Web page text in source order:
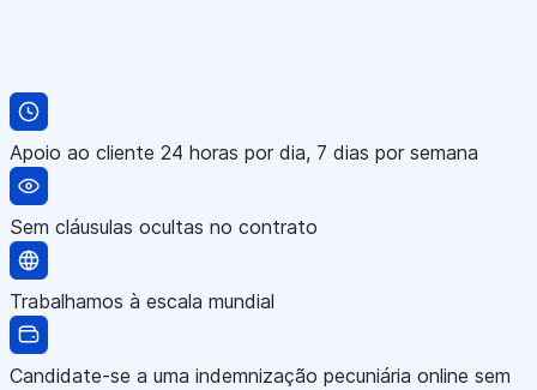
Apoio ao cliente 24 horas por dia, 7 dias por semana
Sem cláusulas ocultas no contrato
Trabalhamos à escala mundial
Candidate-se a uma indemnização pecuniária online sem